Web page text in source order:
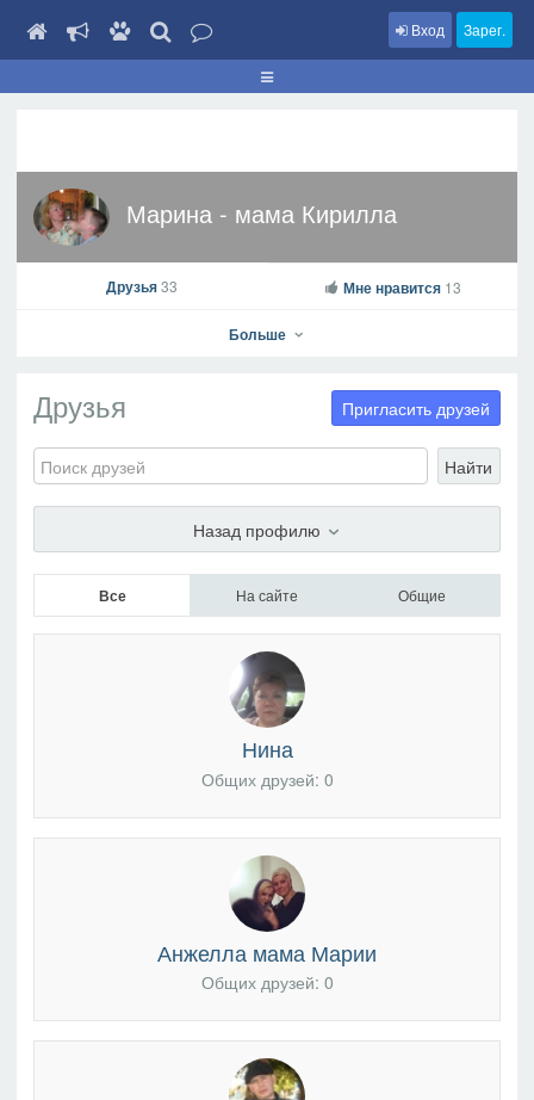
Вход Зарег.
Марина - мама Кирилла
Марина - мама Кирилла
На профиль
Фото Видео
Друзья33 Мне нравится 13
Больше
Друзья
Найти
Пригласить друзей
Назад профилю
Все На сайте Общие
Нина
Общих друзей: 0
Анжелла мама Марии
Общих друзей: 0